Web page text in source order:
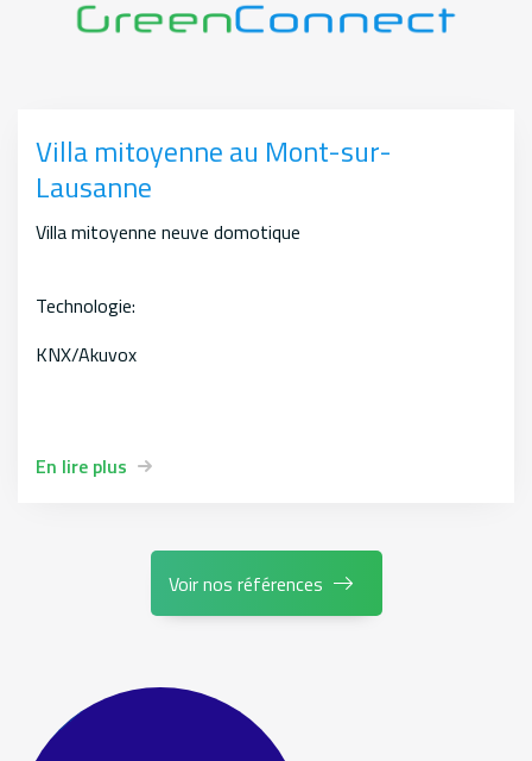
Villa mitoyenne au Mont-sur-
Lausanne
Villa mitoyenne neuve domotique
Technologie:
KNX/Akuvox
En lire plus
Voir nos références